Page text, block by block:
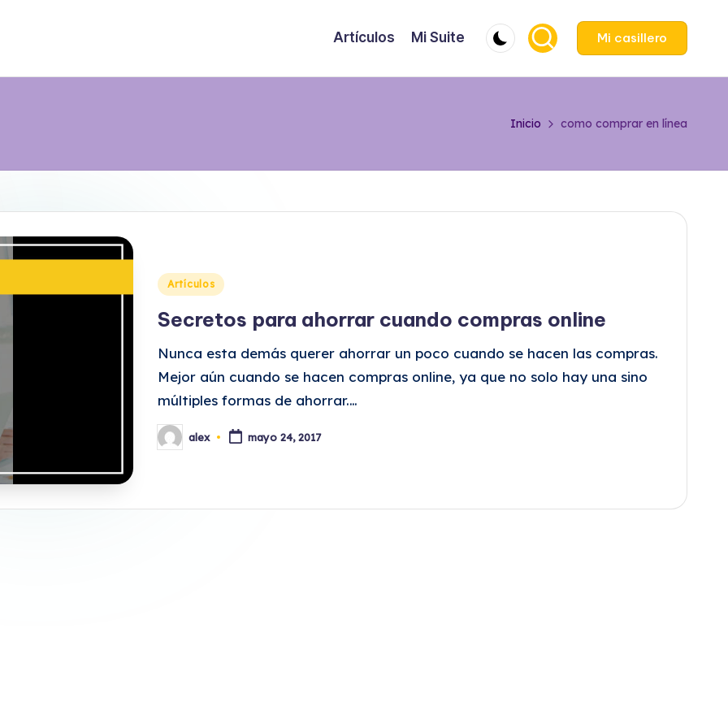
Artículos Mi Suite Mi casillero
Inicio como comprar en línea
Publicado
Artículos
Secretos para ahorrar cuando compras online
Nunca esta demás querer ahorrar un poco cuando se hacen las compras.
Mejor aún cuando se hacen compras online, ya que no solo hay una sino
múltiples formas de ahorrar.…
Publicado
por
alex mayo 24, 2017